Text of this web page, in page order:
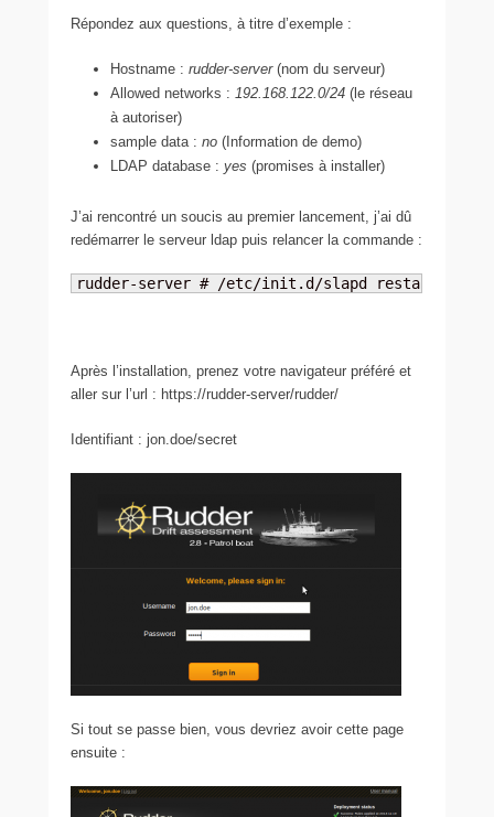
Répondez aux questions, à titre d’exemple :
Hostname : rudder-server (nom du serveur)
Allowed networks : 192.168.122.0/24 (le réseau
à autoriser)
sample data : no (Information de demo)
LDAP database : yes (promises à installer)
J’ai rencontré un soucis au premier lancement, j’ai dû
redémarrer le serveur ldap puis relancer la commande :
rudder-server # /etc/init.d/slapd restart
Après l’installation, prenez votre navigateur préféré et
aller sur l’url : https://rudder-server/rudder/
Identifiant : jon.doe/secret
Si tout se passe bien, vous devriez avoir cette page
ensuite :